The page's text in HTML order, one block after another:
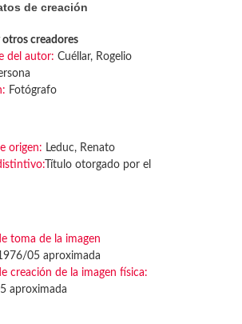
de creación
creadores
del autor: Cuéllar, Rogelio
Fotógrafo
origen: Leduc, Renato
Título otorgado por el
toma de la imagen
05 aproximada
creación de la imagen física:
aproximada